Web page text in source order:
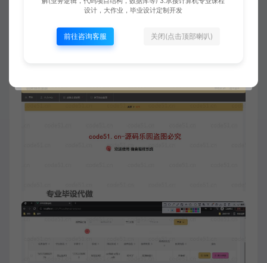
设计，大作业，毕业设计定制开发
前往咨询客服 关闭(点击顶部喇叭)